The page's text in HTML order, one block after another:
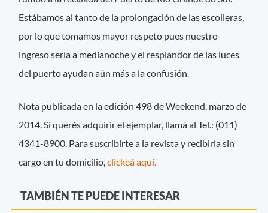
Estábamos al tanto de la prolongación de las escolleras,
por lo que tomamos mayor respeto pues nuestro
ingreso sería a medianoche y el resplandor de las luces
del puerto ayudan aún más a la confusión.
Nota publicada en la edición 498 de Weekend, marzo de
2014. Si querés adquirir el ejemplar, llamá al Tel.: (011)
4341-8900. Para suscribirte a la revista y recibirla sin
cargo en tu domicilio,clickeá aquí.
TAMBIÉN TE PUEDE INTERESAR